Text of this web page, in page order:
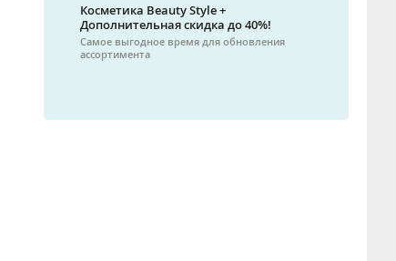
Косметика Beauty Style +
Дополнительная скидка до 40%!
Самое выгодное время для обновления
ассортимента